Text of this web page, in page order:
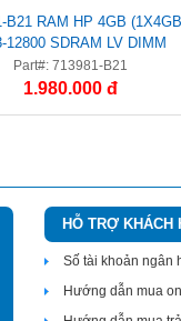
B21 RAM HP 4GB
12800 SDRAM LV DIMM
Part#: 713981-B21
1.980.000 đ
HỖ TRỢ KHÁCH
Số tài khoản ngân
Hướng dẫn mua